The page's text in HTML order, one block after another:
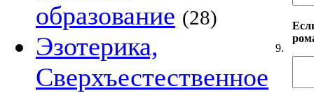
образование (28)
Эзотерика,
Сверхъестественное
9.